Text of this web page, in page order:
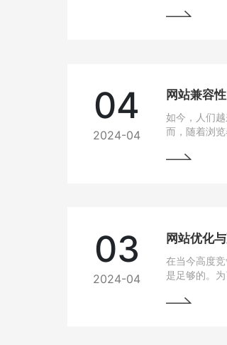
04
2024-04
如今，人们
而，随着浏
上都能有良
03
2024-04
网站优化
在当今高度
是足够的。
优化与更新